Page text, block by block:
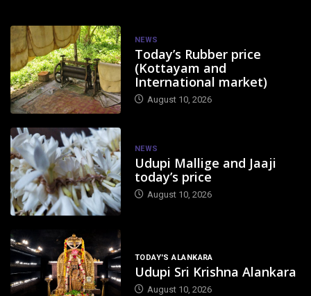
NEWS
Today’s Rubber price
(Kottayam and
International market)
August 10, 2026
NEWS
Udupi Mallige and Jaaji
today’s price
August 10, 2026
TODAY'S ALANKARA
Udupi Sri Krishna Alankara
August 10, 2026